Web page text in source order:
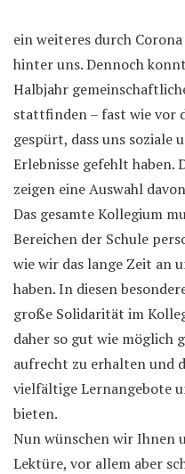
ein weiteres durch
hinter uns. Dennoch
Halbjahr
stattfinden – fast wie vor
gespürt, dass uns soziale
Erlebnisse gefehlt haben.
zeigen eine Auswahl
Das gesamte Kollegium
Bereichen der Schule
wie wir das lange Zeit an
haben. In diesen
große Solidarität im
daher so gut wie möglich
aufrecht zu erhalten und
vielfältige Lernangebote
bieten.
Nun wünschen wir Ihnen
Lektüre, vor allem aber